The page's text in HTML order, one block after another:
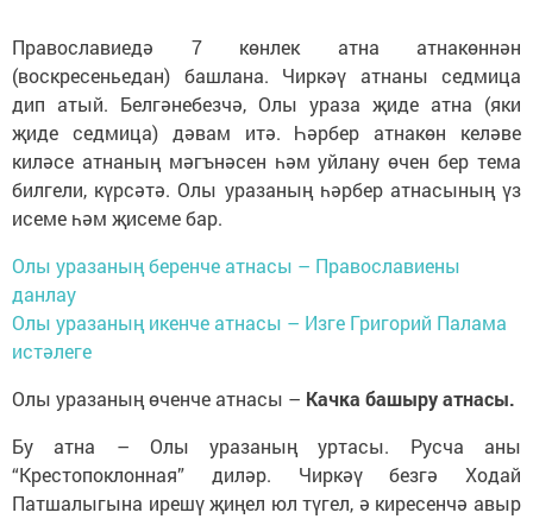
Православиедә 7 көнлек атна атнакөннән
(воскресеньедан) башлана. Чиркәү атнаны седмица
дип атый. Белгәнебезчә, Олы ураза җиде атна (яки
җиде седмица) дәвам итә. Һәрбер атнакөн келәве
киләсе атнаның мәгънәсен һәм уйлану өчен бер тема
билгели, күрсәтә. Олы уразаның һәрбер атнасының үз
исеме һәм җисеме бар.
Олы уразаның беренче атнасы – Православиены
данлау
Олы уразаның икенче атнасы – Изге Григорий Палама
истәлеге
Олы уразаның өченче атнасы – Качка башыру атнасы.
Бу атна – Олы уразаның уртасы. Русча аны
“Крестопоклонная” диләр. Чиркәү безгә Ходай
Патшалыгына ирешү җиңел юл түгел, ә киресенчә авыр